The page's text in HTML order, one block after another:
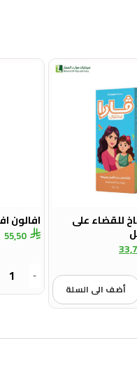
للقضاء على
أضف الى السلة
افالون افوجين
55,50
-